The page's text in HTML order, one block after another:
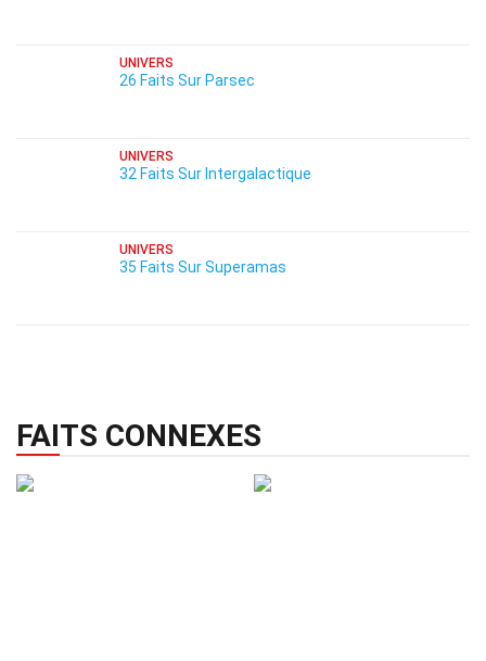
UNIVERS
26 Faits Sur Parsec
UNIVERS
32 Faits Sur Intergalactique
UNIVERS
35 Faits Sur Superamas
FAITS CONNEXES